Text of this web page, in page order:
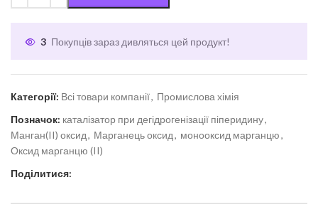
3 Покупців зараз дивляться цей продукт!
Категорії: Всі товари компанії, Промислова хімія
Позначок: каталізатор при дегідрогенізації піперидину,
Манган(II) оксид, Марганець оксид, монооксид марганцю,
Оксид марганцю (II)
Поділитися: